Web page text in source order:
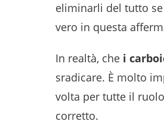
eliminarli del tutto
vero in questa
In realtà, che i
sradicare. È molto
volta per tutte il
corretto.